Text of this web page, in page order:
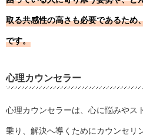
取る共感性の高さも必要であるため
です。
心理カウンセラー
心理カウンセラーは、心に悩みやス
乗り、解決へ導くためにカウンセリ